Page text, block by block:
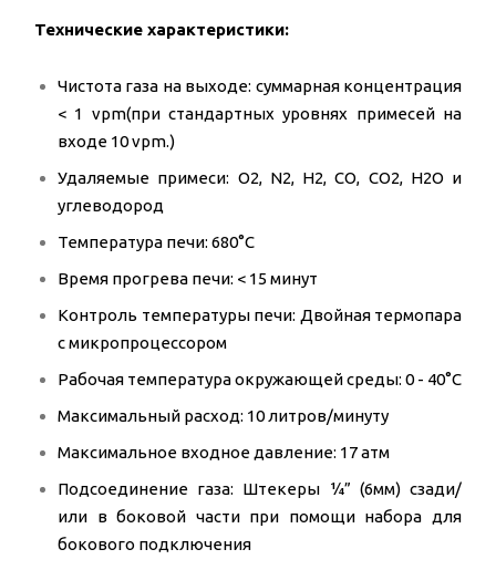
Технические характеристики:
Чистота газа на выходе: суммарная концентрация
< 1 vpm(при стандартных уровнях примесей на
входе 10 vpm.)
Удаляемые примеси: O2, N2, H2, CO, CO2, H2O и
углеводород
Температура печи: 680°C
Время прогрева печи: < 15 минут
Контроль температуры печи: Двойная термопара
с микропроцессором
Рабочая температура окружающей среды: 0 - 40°C
Максимальный расход: 10 литров/минуту
Максимальное входное давление: 17 атм
Подсоединение газа: Штекеры ¼” (6мм) сзади/
или в боковой части при помощи набора для
бокового подключения